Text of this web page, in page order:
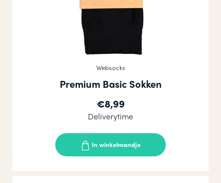
Websocks
Premium Basic Sokken
€8,99
Deliverytime
In winkelmandje